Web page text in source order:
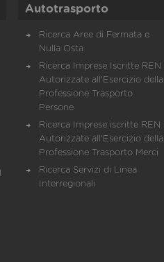
Autotrasporto
Ricerca Aree di Fermata e
Nulla Osta
Ricerca Imprese Iscritte REN
Autorizzate all'Esercizio della
Professione Trasporto
Persone
Ricerca Imprese iscritte REN
Autorizzate all'Esercizio della
Professione Trasporto Merci
Ricerca Servizi di Linea
Interregionali